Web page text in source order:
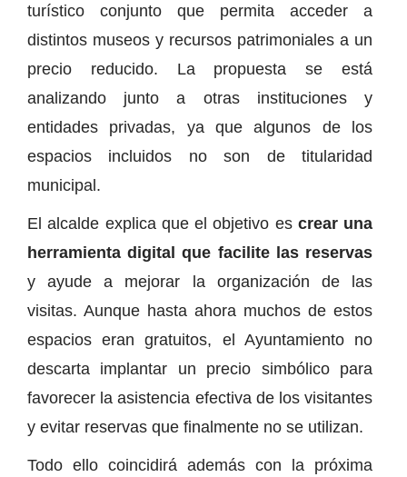
turístico conjunto que permita acceder a
distintos museos y recursos patrimoniales a un
precio reducido. La propuesta se está
analizando junto a otras instituciones y
entidades privadas, ya que algunos de los
espacios incluidos no son de titularidad
municipal.
El alcalde explica que el objetivo es crear una
herramienta digital que facilite las reservas
y ayude a mejorar la organización de las
visitas. Aunque hasta ahora muchos de estos
espacios eran gratuitos, el Ayuntamiento no
descarta implantar un precio simbólico para
favorecer la asistencia efectiva de los visitantes
y evitar reservas que finalmente no se utilizan.
Todo ello coincidirá además con la próxima